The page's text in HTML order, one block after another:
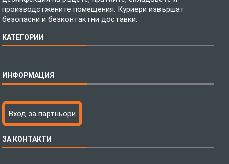
производстжените помещения. Куриери извършат
безопасни и безконтактни доставки.
КАТЕГОРИИ
Бебешки спални комплекти
Тениски с пълноцветен печат
Хавлиени кърпи
Пончо за водни спортове
ИНФОРМАЦИЯ
Технология на печатане
Файлове за печат
Как да поръчам?
Вход за партньори
ЗА КОНТАКТИ